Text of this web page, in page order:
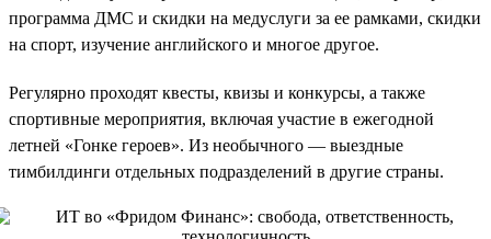
программа ДМС и скидки на медуслуги за ее рамками, скидки
на спорт, изучение английского и многое другое.
Регулярно проходят квесты, квизы и конкурсы, а также
спортивные мероприятия, включая участие в ежегодной
летней «Гонке героев». Из необычного — выездные
тимбилдинги отдельных подразделений в другие страны.